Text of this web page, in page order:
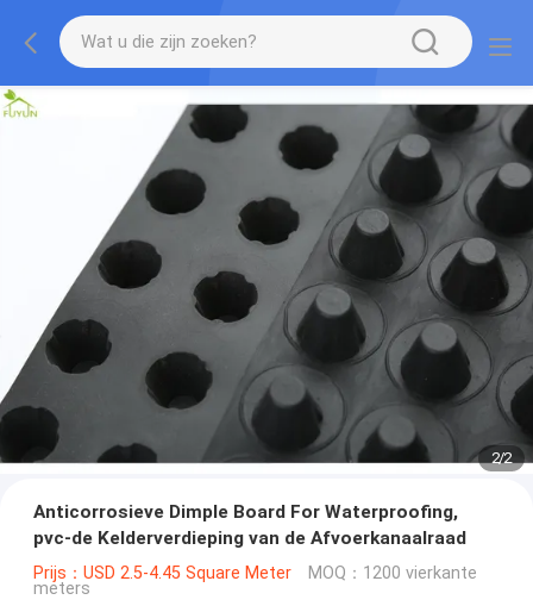
2/2
Anticorrosieve Dimple Board For Waterproofing,
pvc-de Kelderverdieping van de Afvoerkanaalraad
Prijs：USD 2.5-4.45 Square Meter MOQ：1200 vierkante
meters